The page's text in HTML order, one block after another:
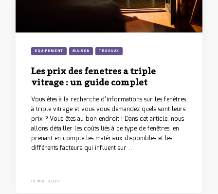
EQUIPEMENT MAISON TRAVAUX
Les prix des fenetres a triple
vitrage : un guide complet
Vous êtes à la recherche d’informations sur les fenêtres
à triple vitrage et vous vous demandez quels sont leurs
prix ? Vous êtes au bon endroit ! Dans cet article, nous
allons détailler les coûts liés à ce type de fenêtres, en
prenant en compte les matériaux disponibles et les
différents facteurs qui influent sur …
19 MAI 2023